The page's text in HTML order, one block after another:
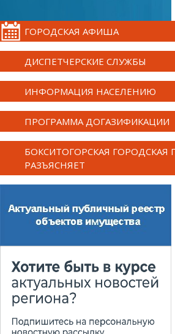
ГОРОДСКАЯ АФИША
ДИСПЕТЧЕРСКИЕ СЛУЖБЫ
ИНФОРМАЦИЯ НАСЕЛЕНИЮ
ПРОГРАММА ДОГАЗИФИКАЦИИ
БОКСИТОГОРСКАЯ ГОРОДСКАЯ
РАЗЪЯСНЯЕТ